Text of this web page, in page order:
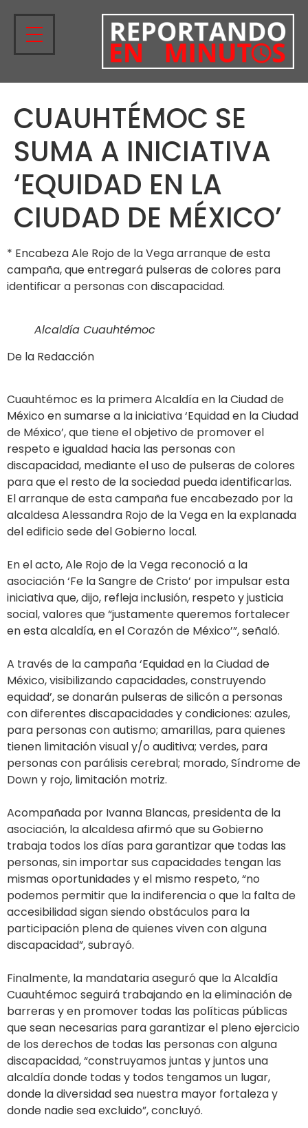
CUAUHTÉMOC SE
SUMA A INICIATIVA
‘EQUIDAD EN LA
CIUDAD DE MÉXICO’
* Encabeza Ale Rojo de la Vega arranque de esta
campaña, que entregará pulseras de colores para
identificar a personas con discapacidad.
Alcaldía Cuauhtémoc
De la Redacción
Cuauhtémoc es la primera Alcaldía en la Ciudad de
México en sumarse a la iniciativa ‘Equidad en la Ciudad
de México’, que tiene el objetivo de promover el
respeto e igualdad hacia las personas con
discapacidad, mediante el uso de pulseras de colores
para que el resto de la sociedad pueda identificarlas.
El arranque de esta campaña fue encabezado por la
alcaldesa Alessandra Rojo de la Vega en la explanada
del edificio sede del Gobierno local.
En el acto, Ale Rojo de la Vega reconoció a la
asociación ‘Fe la Sangre de Cristo’ por impulsar esta
iniciativa que, dijo, refleja inclusión, respeto y justicia
social, valores que “justamente queremos fortalecer
en esta alcaldía, en el Corazón de México’”, señaló.
A través de la campaña ‘Equidad en la Ciudad de
México, visibilizando capacidades, construyendo
equidad’, se donarán pulseras de silicón a personas
con diferentes discapacidades y condiciones: azules,
para personas con autismo; amarillas, para quienes
tienen limitación visual y/o auditiva; verdes, para
personas con parálisis cerebral; morado, Síndrome de
Down y rojo, limitación motriz.
Acompañada por Ivanna Blancas, presidenta de la
asociación, la alcaldesa afirmó que su Gobierno
trabaja todos los días para garantizar que todas las
personas, sin importar sus capacidades tengan las
mismas oportunidades y el mismo respeto, “no
podemos permitir que la indiferencia o que la falta de
accesibilidad sigan siendo obstáculos para la
participación plena de quienes viven con alguna
discapacidad”, subrayó.
Finalmente, la mandataria aseguró que la Alcaldía
Cuauhtémoc seguirá trabajando en la eliminación de
barreras y en promover todas las políticas públicas
que sean necesarias para garantizar el pleno ejercicio
de los derechos de todas las personas con alguna
discapacidad, “construyamos juntas y juntos una
alcaldía donde todas y todos tengamos un lugar,
donde la diversidad sea nuestra mayor fortaleza y
donde nadie sea excluido”, concluyó.